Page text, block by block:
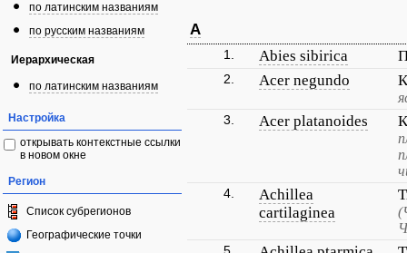
по латинским названиям
по русским названиям
Иерархическая
по латинским названиям
Настройка
открывать контекстные ссылки
в новом окне
Регион
Список субрегионов
Географические точки
A
1. Abies sibirica
2. Acer negundo
3. Acer platanoides
4.
Achillea
cartilaginea